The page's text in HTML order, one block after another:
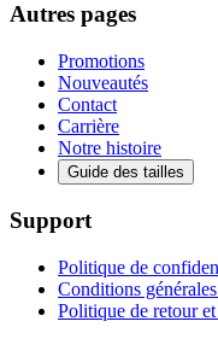
Autres pages
Promotions
Nouveautés
Contact
Carrière
Notre histoire
Guide des tailles
Support
Politique de
Conditions
Politique de retour